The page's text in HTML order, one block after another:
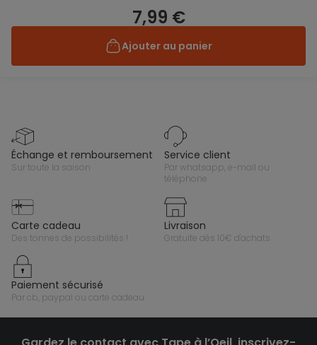
7,99 €
Ajouter au panier
échange et remboursement
sur toute la saison
service client
par whatsapp, e-mail ou
téléphone
carte cadeau
des tonnes de possibilités !
livraison
gratuite dès 10€ d'achats
paiement sécurisé
par cb, paypal ou carte cadeau